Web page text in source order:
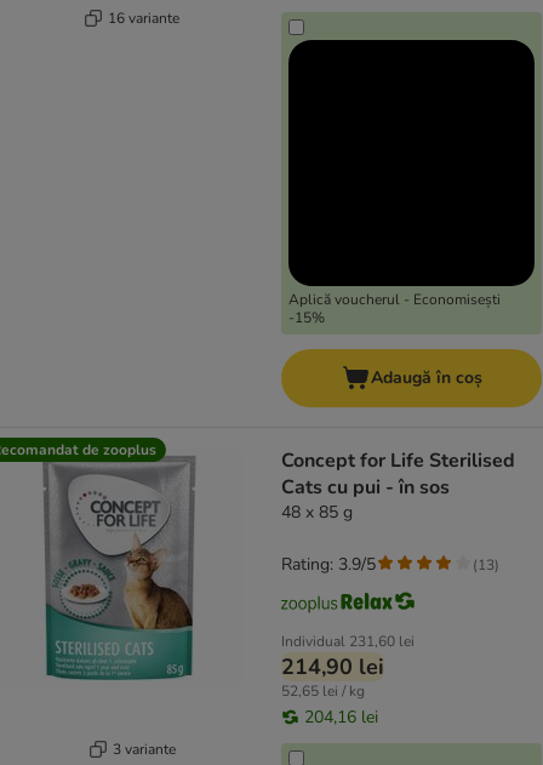
16 variante
Aplică voucherul - Economisești
-15%
Adaugă în coș
de zooplus
3 variante
Concept for Life Sterilised
Cats cu pui - în sos
48 x 85 g
Individual 231,60 lei
214,90 lei
52,65 lei / kg
204,16 lei
Rating: 3.9/5 (13)